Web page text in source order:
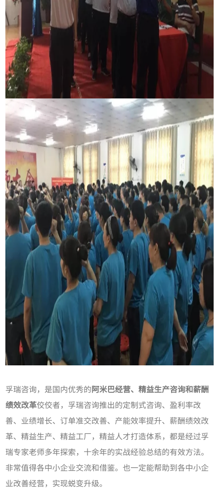
孚瑞咨询，是国内优秀的阿米巴经营、精益生产咨询和薪酬
绩效改革佼佼者，孚瑞咨询推出的定制式咨询、盈利率改
善、业绩增长、订单准交改善、产能效率提升、薪酬绩效改
革、精益生产、精益工厂，精益人才打造体系，都是经过孚
瑞专家老师多年探索，十余年的实战经验总结的有效方法。
非常值得各中小企业交流和借鉴。也一定能帮助到各中小企
业改善经营，实现蜕变升级。